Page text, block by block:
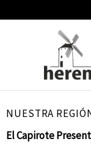
NUESTRA
El Capirote